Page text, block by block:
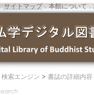
サイトマップ．本館について ．
検索エンジン > 書誌の詳細内容